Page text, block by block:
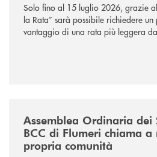
Solo fino al 15 luglio 2026, grazie
la Rata” sarà possibile richiedere
vantaggio di una rata più leggera
Assemblea Ordinaria dei
BCC di Flumeri chiama a
propria comunità